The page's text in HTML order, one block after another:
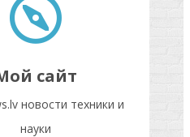
сайт
новости техники и
науки